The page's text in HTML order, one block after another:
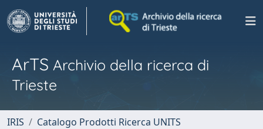
ArTS Archivio della ricerca di
Trieste
IRIS
Catalogo Prodotti Ricerca UNITS